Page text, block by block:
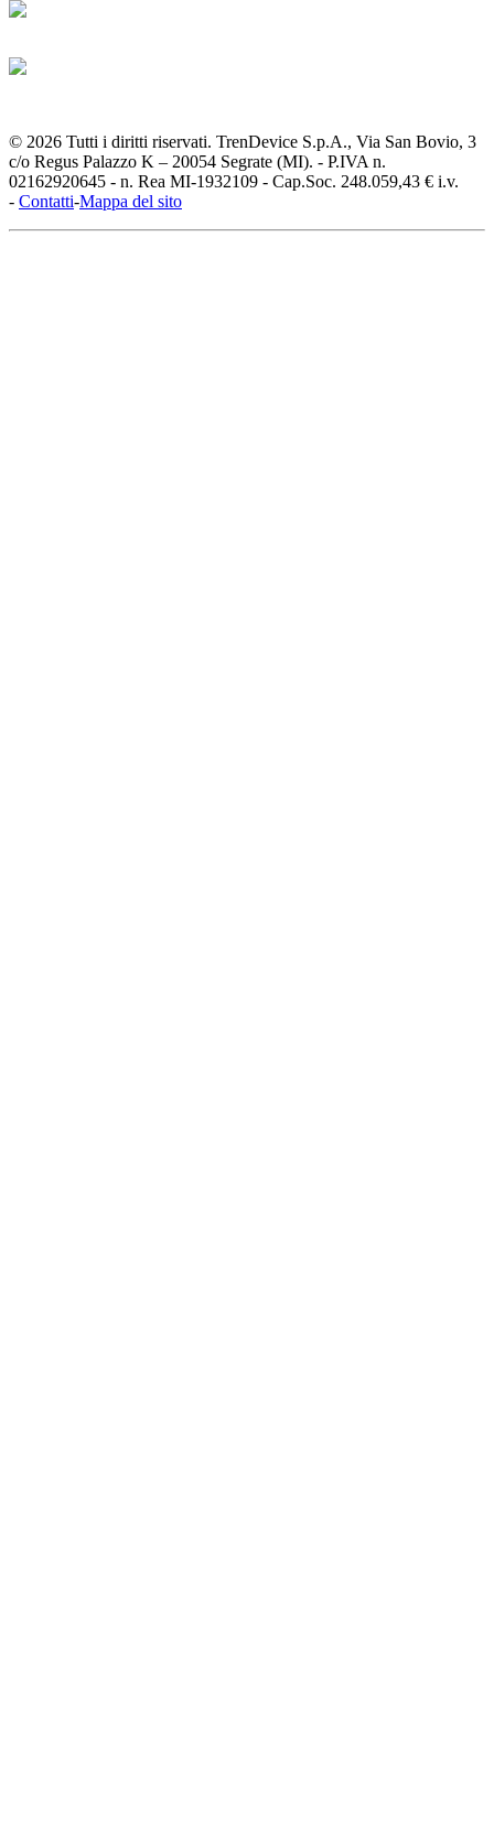
© 2026 Tutti i diritti riservati. TrenDevice S.p.A., Via San Bovio, 3
c/o Regus Palazzo K – 20054 Segrate (MI). - P.IVA n.
02162920645 - n. Rea MI-1932109 - Cap.Soc. 248.059,43 € i.v.
- Contatti-Mappa del sito